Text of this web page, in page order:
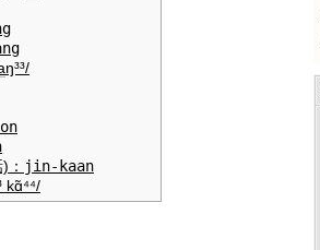
ŋ³³/
) ： jin-kaan
kɑ̃⁴⁴/